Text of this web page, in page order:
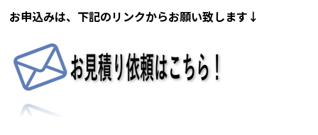
お申込みは、下記のリンクからお願い致します↓